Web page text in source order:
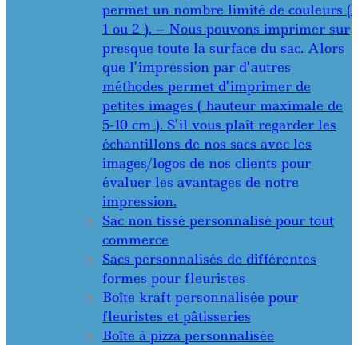
permet un nombre limité de couleurs (
1 ou 2 ). – Nous pouvons imprimer sur
presque toute la surface du sac. Alors
que l’impression par d’autres
méthodes permet d’imprimer de
petites images ( hauteur maximale de
5-10 cm ). S’il vous plaît regarder les
échantillons de nos sacs avec les
images/logos de nos clients pour
évaluer les avantages de notre
impression.
Sac non tissé personnalisé pour tout
commerce
Sacs personnalisés de différentes
formes pour fleuristes
Boîte kraft personnalisée pour
fleuristes et pâtisseries
Boîte à pizza personnalisée